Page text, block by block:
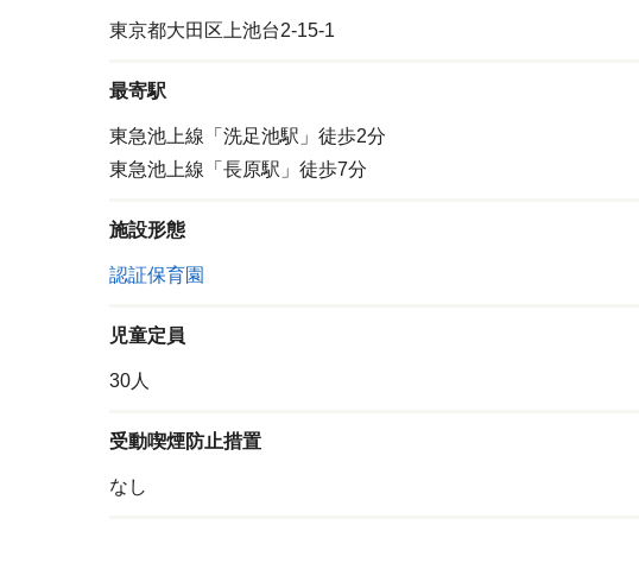
東京都大田区上池台2-15-1
最寄駅
東急池上線「洗足池駅」徒歩2分
東急池上線「長原駅」徒歩7分
施設形態
認証保育園
児童定員
30人
受動喫煙防止措置
なし